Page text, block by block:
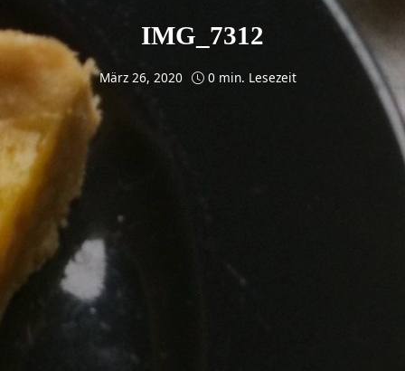
IMG_7312
März 26, 2020 0 min. Lesezeit